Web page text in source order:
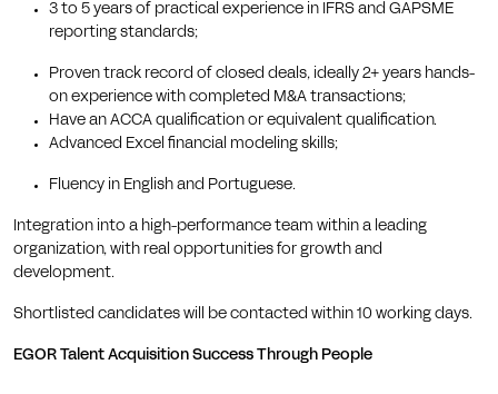
3 to 5 years of practical experience in IFRS and GAPSME
reporting standards;
Proven track record of closed deals, ideally 2+ years hands-
on experience with completed M&A transactions;
Have an ACCA qualification or equivalent qualification.
Advanced Excel financial modeling skills;
Fluency in English and Portuguese.
Integration into a high-performance team within a leading
organization, with real opportunities for growth and
development.
Shortlisted candidates will be contacted within 10 working days.
EGOR Talent Acquisition Success Through People